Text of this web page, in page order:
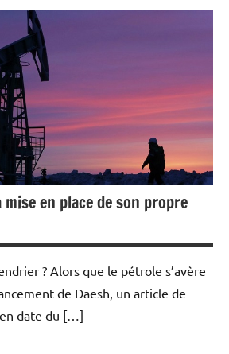
mise en place de son propre
? Alors que le pétrole s’avère
de Daesh, un article de
en date du […]